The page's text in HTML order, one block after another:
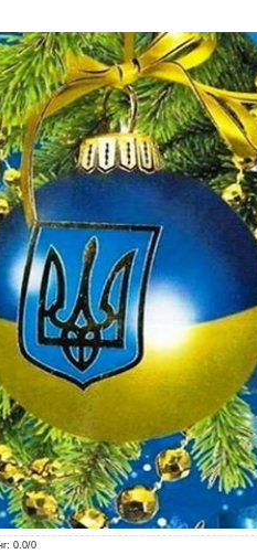
: 0.0/0